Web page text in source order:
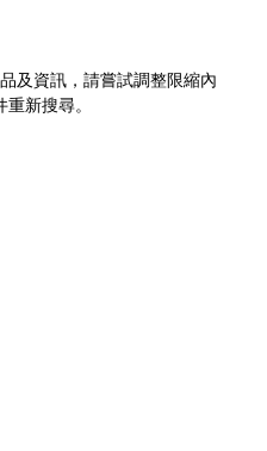
及資訊，請嘗試調整限縮內
新搜尋。